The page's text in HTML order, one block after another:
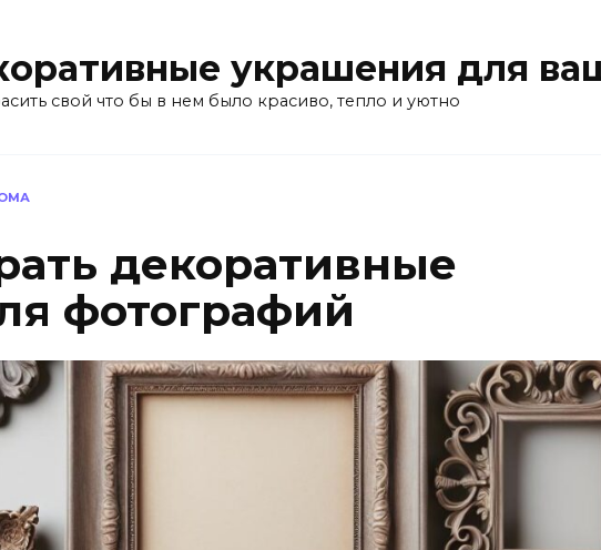
украшения для
свой что бы в нем было красиво, тепло и уютно
декоративные
фотографий